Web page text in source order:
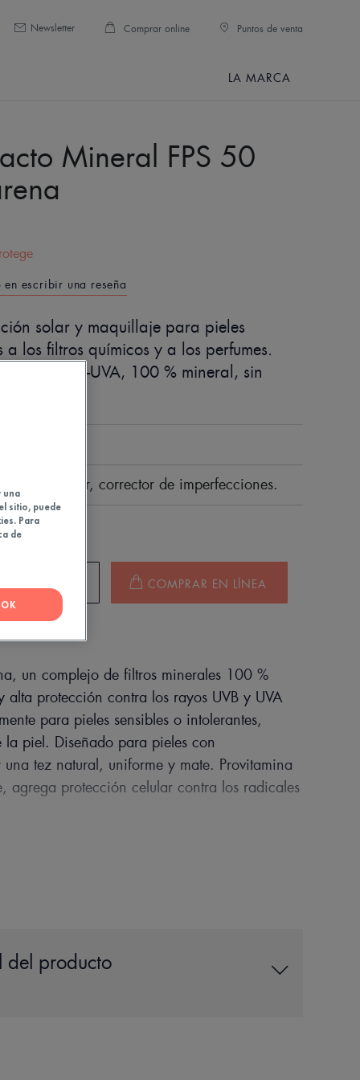
LA MARCA
Newsletter Comprar online Puntos de venta
Mineral FPS 50
escribir una reseña
solar y maquillaje para pieles
a los filtros químicos y a los perfumes.
UVB-UVA, 100 % mineral, sin
unificador, corrector de imperfecciones.
10
COMPRAR EN LÍNEA
un complejo de filtros minerales 100 %
alta protección contra los rayos UVB y UVA
para pieles sensibles o intolerantes,
piel. Diseñado para pieles con
tez natural, uniforme y mate. Provitamina
agrega protección celular contra los radicales
pieles intolerantes, 100 %
del producto
una
sitio, puede
Para
de
OK